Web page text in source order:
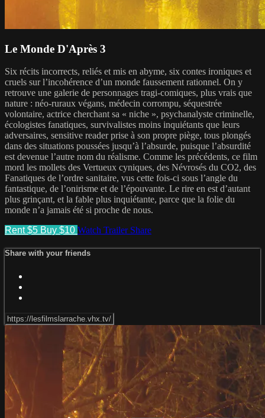
Le Monde D'Après 3
Six récits incorrects, reliés et mis en abyme, six contes ironiques et
cruels sur l’incohérence d’un monde faussement rationnel. On y
retrouve une galerie de personnages tragi-comiques, plus vrais que
nature : néo-ruraux végans, médecin corrompu, séquestrée
volontaire, actrice cherchant sa « niche », psychanalyste criminelle,
écologistes fanatiques, survivalistes moins inquiétants que leurs
adversaires, sensitive reader prise à son propre piège, tous plongés
dans des situations poussées jusqu’à l’absurde, puisque l’absurdité
est devenue l’autre nom du réalisme. Comme les précédents, ce film
mord les mollets des Vertueux cyniques, des Névrosés du CO2, des
Fanatiques de l’ordre sanitaire, vus cette fois-ci sous l’angle du
fantastique, de l’onirisme et de l’épouvante. Le rire en est d’autant
plus grinçant, et la fable plus inquiétante, parce que la folie du
monde n’a jamais été si proche de nous.
Rent $5 Buy $10 Watch Trailer Share
Share with your friends